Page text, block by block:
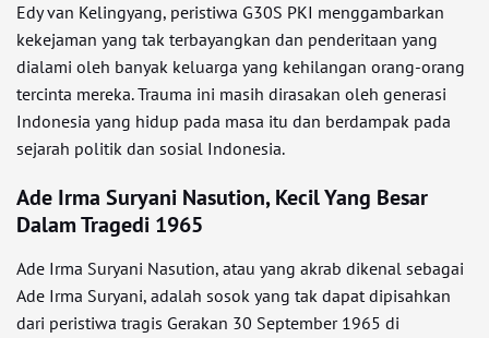
Edy van Kelingyang, peristiwa G30S PKI menggambarkan
kekejaman yang tak terbayangkan dan penderitaan yang
dialami oleh banyak keluarga yang kehilangan orang-orang
tercinta mereka. Trauma ini masih dirasakan oleh generasi
Indonesia yang hidup pada masa itu dan berdampak pada
sejarah politik dan sosial Indonesia.
Ade Irma Suryani Nasution, Kecil Yang Besar
Dalam Tragedi 1965
Ade Irma Suryani Nasution, atau yang akrab dikenal sebagai
Ade Irma Suryani, adalah sosok yang tak dapat dipisahkan
dari peristiwa tragis Gerakan 30 September 1965 di